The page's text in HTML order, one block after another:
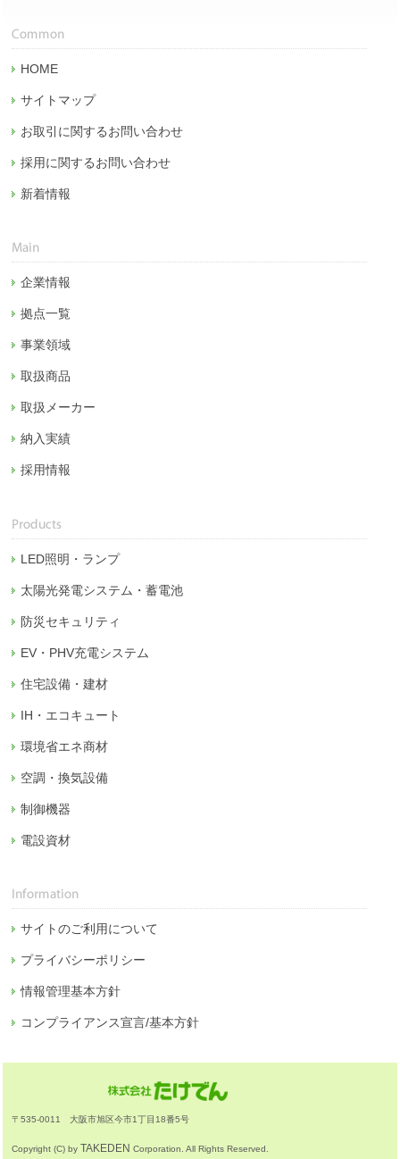
HOME
サイトマップ
お取引に関するお問い合わせ
採用に関するお問い合わせ
新着情報
企業情報
拠点一覧
事業領域
取扱商品
取扱メーカー
納入実績
採用情報
LED照明・ランプ
太陽光発電システム・蓄電池
防災セキュリティ
EV・PHV充電システム
住宅設備・建材
IH・エコキュート
環境省エネ商材
空調・換気設備
制御機器
電設資材
サイトのご利用について
プライバシーポリシー
情報管理基本方針
コンプライアンス宣言/基本方針
Copyright (C) by TAKEDEN Corporation. All Rights Reserved.
〒535-0011 大阪市旭区今市1丁目18番5号